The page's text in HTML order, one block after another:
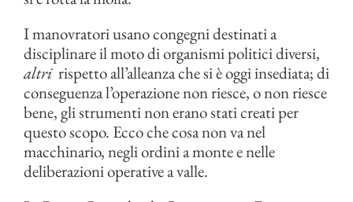
I manovratori usano congegni destinati a
disciplinare il moto di organismi politici diversi,
altri rispetto all’alleanza che si è oggi insediata; di
conseguenza l’operazione non riesce, o non riesce
bene, gli strumenti non erano stati creati per
questo scopo. Ecco che cosa non va nel
macchinario, negli ordini a monte e nelle
deliberazioni operative a valle.